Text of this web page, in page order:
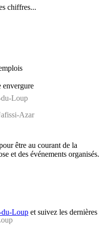
du-Loup
Azar
chiffres...
envergure
être au courant de la
et des événements organisés.
du-Loup et suivez les dernières